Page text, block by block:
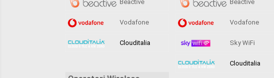
Beactive
Vodafone
Clouditalia
Beactive
Vodafone
Sky WiFi
Clouditalia